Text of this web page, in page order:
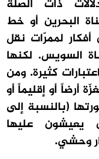
ذات الصلة
البحرين أو خط
لممرّات نقل
السويس. لكنها
كثيرة. ومن
أرضاً أو إقليماً أو
(بالنسبة إلى
يعيشون عليها
وحشي.